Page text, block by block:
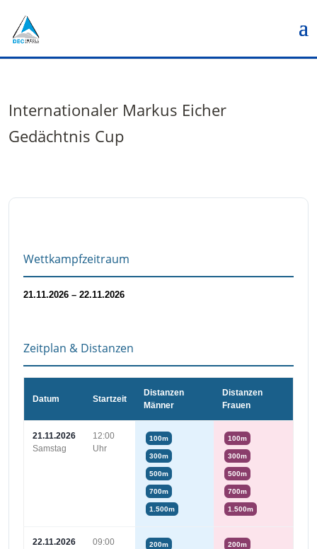
Internationaler Markus Eicher
Gedächtnis Cup
Wettkampfzeitraum
21.11.2026 – 22.11.2026
Zeitplan & Distanzen
Datum Startzeit
Distanzen
Männer
Distanzen
Frauen
21.11.2026
Samstag
12:00
Uhr
100m
300m
500m
700m
1.500m
100m
300m
500m
700m
1.500m
22.11.2026
09:00
200m 200m